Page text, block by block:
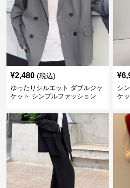
¥2,480 (税込)
ゆったりシルエット ダブルジャ
ケット シンプルファッション
¥
シ
ケ